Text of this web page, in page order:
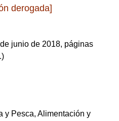
derogada]
junio de 2018, páginas
)
y Pesca, Alimentación y